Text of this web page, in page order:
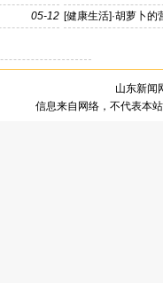
05-12 [健康生活]·胡萝卜的
山东新闻
信息来自网络，不代表本